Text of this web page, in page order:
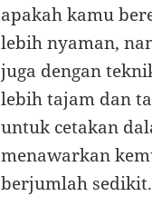
apakah kamu
lebih nyaman,
juga dengan
lebih tajam dan
untuk cetakan
menawarkan
berjumlah sedikit.